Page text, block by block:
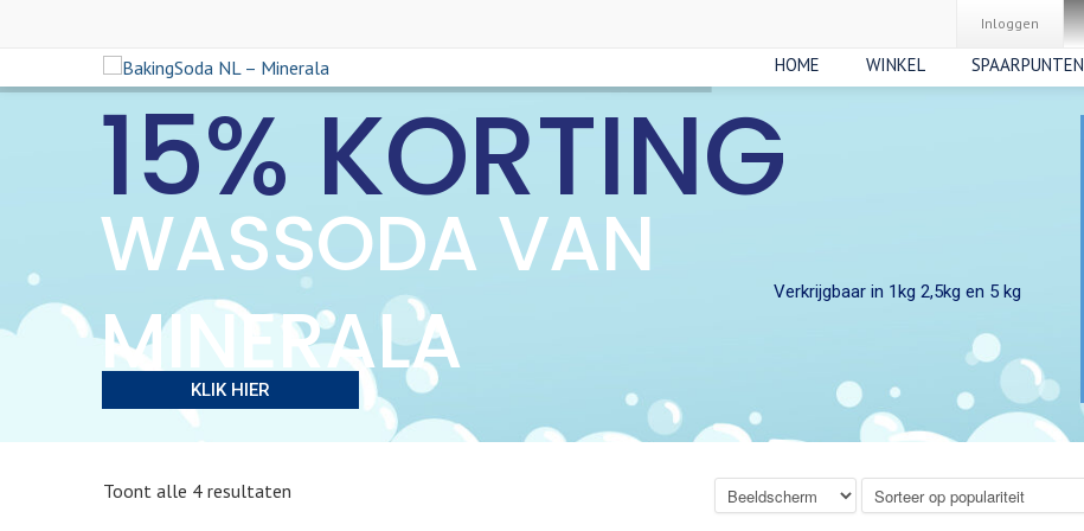
Inloggen
HOME WINKEL SPAARPUNTEN
15% KORTING
KLIK HIER
WASSODA VAN
MINERALA
Verkrijgbaar in 1kg 2,5kg en 5 kg
Toont alle 4 resultaten